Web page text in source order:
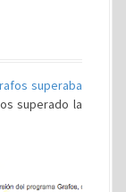
superaba
superado la